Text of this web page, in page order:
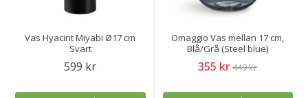
Vas Hyacint Miyabi Ø17 cm
Svart
599 kr
Omaggio Vas mellan 17 cm,
Blå/Grå (Steel blue)
355 kr449 kr